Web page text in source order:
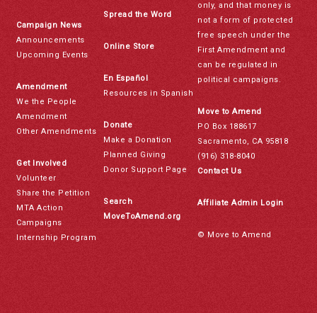
Campaign News
Announcements
Upcoming Events
Amendment
We the People
Amendment
Other Amendments
Get Involved
Volunteer
Share the Petition
MTA Action
Campaigns
Internship Program
Spread the Word
Online Store
En Español
Resources in Spanish
Donate
Make a Donation
Planned Giving
Donor Support Page
Search
MoveToAmend.org
only, and that money is
not a form of protected
free speech under the
First Amendment and
can be regulated in
political campaigns.
Move to Amend
PO Box 188617
Sacramento, CA 95818
(916) 318-8040
Contact Us
Affiliate Admin Login
© Move to Amend